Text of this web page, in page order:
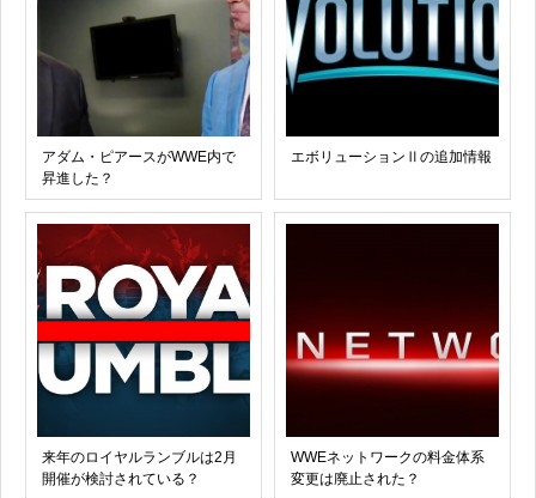
アダム・ピアースがWWE内で
昇進した？
エボリューションⅡの追加情報
来年のロイヤルランブルは2月
開催が検討されている？
WWEネットワークの料金体系
変更は廃止された？